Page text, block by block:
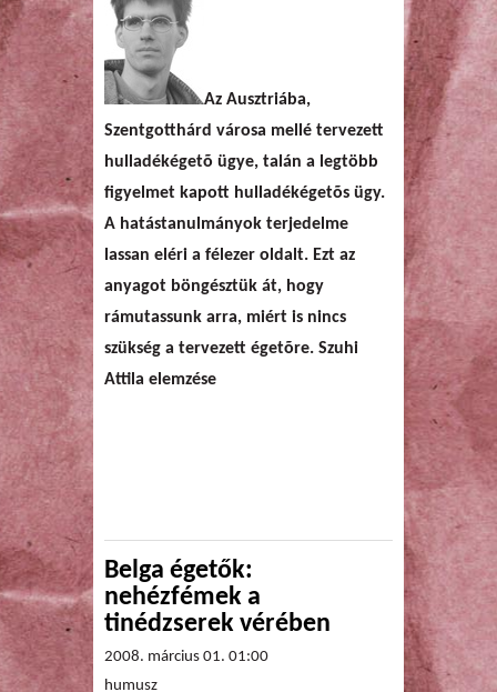
Az Ausztriába,
Szentgotthárd városa mellé tervezett
hulladékégetõ ügye, talán a legtöbb
figyelmet kapott hulladékégetõs ügy.
A hatástanulmányok terjedelme
lassan eléri a félezer oldalt. Ezt az
anyagot böngésztük át, hogy
rámutassunk arra, miért is nincs
szükség a tervezett égetõre. Szuhi
Attila elemzése
Belga égetők:
nehézfémek a
tinédzserek vérében
2008. március 01. 01:00
humusz